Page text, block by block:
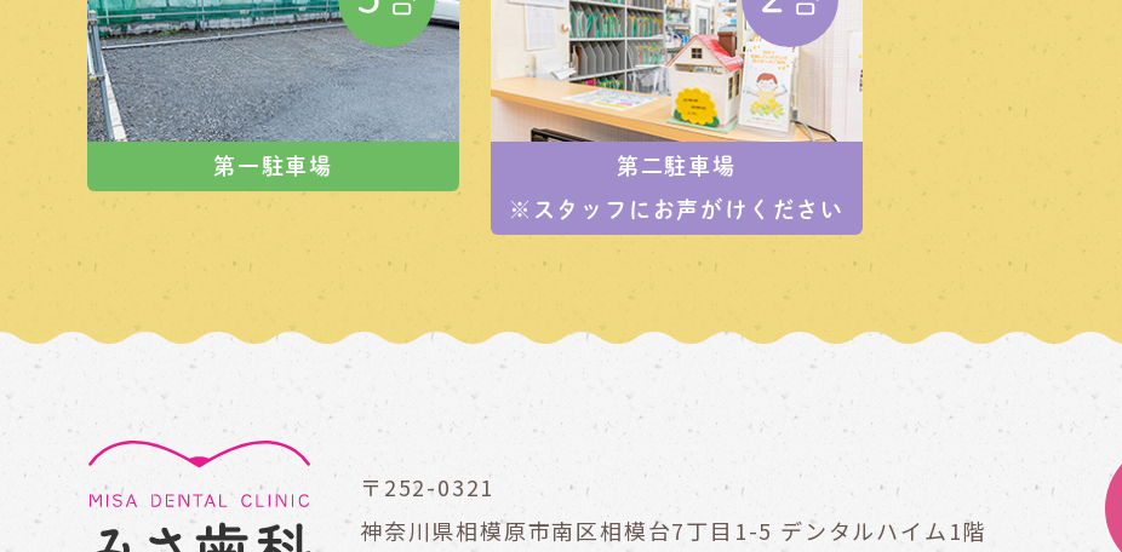
第一駐車場
第二駐車場
※スタッフにお声がけください
〒252-0321
神奈川県相模原市南区相模台7丁目1-5 デンタルハイム1階